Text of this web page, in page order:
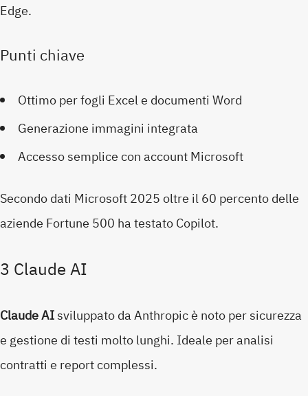
Edge.
Punti chiave
Ottimo per fogli Excel e documenti Word
Generazione immagini integrata
Accesso semplice con account Microsoft
Secondo dati Microsoft 2025 oltre il 60 percento delle
aziende Fortune 500 ha testato Copilot.
3 Claude AI
Claude AIsviluppato da Anthropic è noto per sicurezza
e gestione di testi molto lunghi. Ideale per analisi
contratti e report complessi.